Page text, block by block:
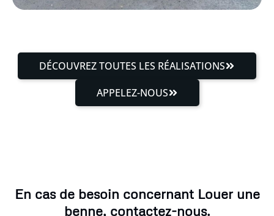
DÉCOUVREZ TOUTES LES RÉALISATIONS
APPELEZ-NOUS
En cas de besoin concernant Louer une
benne, contactez-nous.